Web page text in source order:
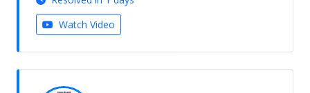
Watch Video